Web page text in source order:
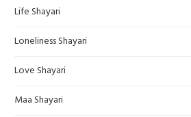
Life Shayari
Loneliness Shayari
Love Shayari
Maa Shayari